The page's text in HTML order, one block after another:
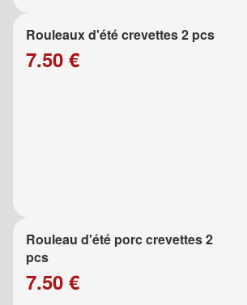
Rouleaux d'été crevettes 2 pcs
7.50 €
Rouleau d'été porc crevettes 2
pcs
7.50 €